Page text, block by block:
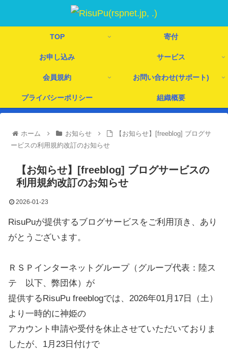
TOP 寄付
お申し込み サービス
会員規約 お問い合わせ(サポート)
プライバシーポリシー 組織概要
ホーム お知らせ
【お知らせ】[freeblog] ブログサ
ービスの利用規約改訂のお知らせ
【お知らせ】[freeblog] ブログサービスの
利用規約改訂のお知らせ
2026-01-23
RisuPuが提供するブログサービスをご利用頂き、あり
がとうございます。
ＲＳＰインターネットグループ（グループ代表：陸ス
テ 以下、弊団体）が
提供するRisuPu freeblogでは、2026年01月17日（土）
より一時的に神姫の
アカウント申請や受付を休止させていただいておりま
したが、1月23日付けで